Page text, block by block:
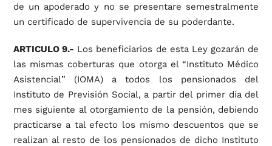
de un apoderado y no se presentare semestralmente
un certificado de supervivencia de su poderdante.
ARTICULO 9.- Los beneficiarios de esta Ley gozarán de
las mismas coberturas que otorga el “Instituto Médico
Asistencial” (IOMA) a todos los pensionados del
Instituto de Previsión Social, a partir del primer día del
mes siguiente al otorgamiento de la pensión, debiendo
practicarse a tal efecto los mismo descuentos que se
realizan al resto de los pensionados de dicho Instituto